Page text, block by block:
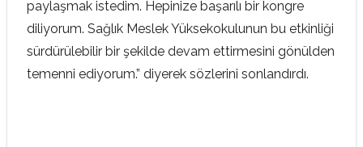
paylaşmak istedim. Hepinize başarılı bir kongre
diliyorum. Sağlık Meslek Yüksekokulunun bu etkinliği
sürdürülebilir bir şekilde devam ettirmesini gönülden
temenni ediyorum.” diyerek sözlerini sonlandırdı.